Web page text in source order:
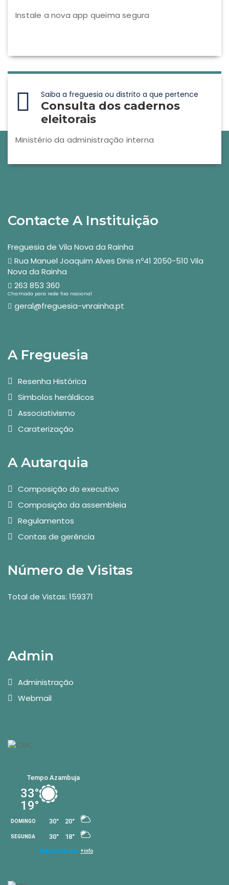
Instale a nova app queima segura
Saiba a freguesia ou distrito a que pertence
Consulta dos cadernos
eleitorais
Ministério da administração interna
Contacte A Instituição
Freguesia de Vila Nova da Rainha
Rua Manuel Joaquim Alves Dinis nº41 2050-510 Vila
Nova da Rainha
263 853 360
Chamada para rede fixa nacional
geral@freguesia-vnrainha.pt
A Freguesia
Resenha Histórica
Simbolos heráldicos
Associativismo
Caraterização
A Autarquia
Composição do executivo
Composição da assembleia
Regulamentos
Contas de gerência
Número de Visitas
Total de Vistas: 159371
Admin
Administração
Webmail